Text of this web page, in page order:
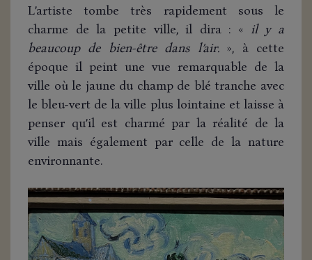
L’artiste tombe très rapidement sous le
charme de la petite ville, il dira : « il y a
beaucoup de bien-être dans l’air.», à cette
époque il peint une vue remarquable de la
ville où le jaune du champ de blé tranche avec
le bleu-vert de la ville plus lointaine et laisse à
penser qu’il est charmé par la réalité de la
ville mais également par celle de la nature
environnante.